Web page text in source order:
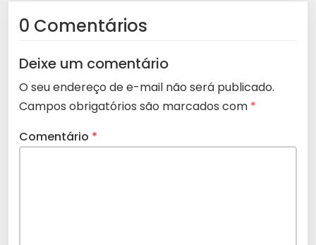
0 Comentários
Deixe um comentário
O seu endereço de e-mail não será publicado.
Campos obrigatórios são marcados com *
Comentário *